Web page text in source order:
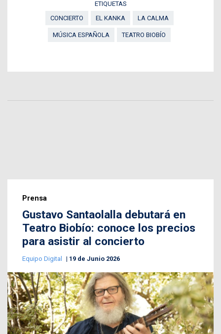
ETIQUETAS
CONCIERTO
EL KANKA LA CALMA
MÚSICA ESPAÑOLA TEATRO BIOBÍO
Prensa
Gustavo Santaolalla debutará en
Teatro Biobío: conoce los precios
para asistir al concierto
Equipo Digital 19 de Junio 2026